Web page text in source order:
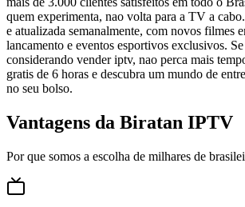
quem experimenta, nao volta para a TV a
e atualizada semanalmente, com novos filmes
lancamento e eventos esportivos exclusivos. Se
considerando vender iptv, nao perca mais
gratis de 6 horas e descubra um mundo de
no seu bolso.
Vantagens da Biratan IPTV
Por que somos a escolha de milhares de